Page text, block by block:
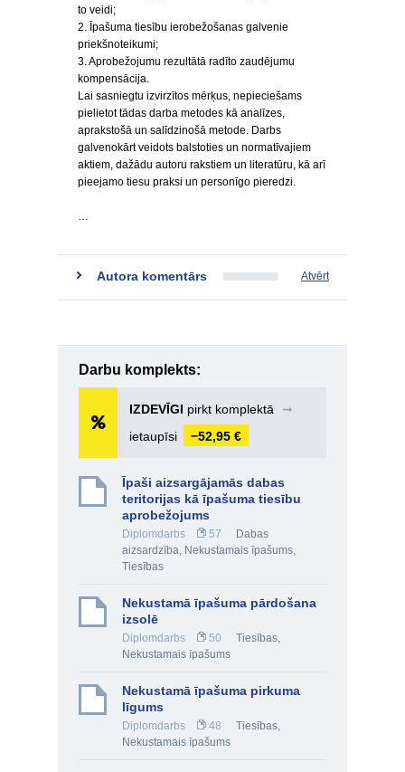
to veidi;
2. Īpašuma tiesību ierobežošanas galvenie
priekšnoteikumi;
3. Aprobežojumu rezultātā radīto zaudējumu
kompensācija.
Lai sasniegtu izvirzītos mērķus, nepieciešams
pielietot tādas darba metodes kā analīzes,
aprakstošā un salīdzinošā metode. Darbs
galvenokārt veidots balstoties un normatīvajiem
aktiem, dažādu autoru rakstiem un literatūru, kā arī
pieejamo tiesu praksi un personīgo pieredzi.
…
Autora komentārs Atvērt
Darbu komplekts:
IZDEVĪGI pirkt komplektā
➞
ietaupīsi
−52,95 €
Īpaši aizsargājamās dabas
teritorijas kā īpašuma tiesību
aprobežojums
Diplomdarbs 57
Dabas
aizsardzība, Nekustamais īpašums,
Tiesības
Nekustamā īpašuma pārdošana
izsolē
Diplomdarbs 50 Tiesības,
Nekustamais īpašums
Nekustamā īpašuma pirkuma
līgums
Diplomdarbs 48 Tiesības,
Nekustamais īpašums